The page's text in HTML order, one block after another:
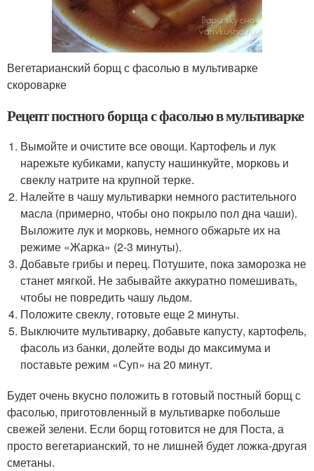
Вегетарианский борщ с фасолью в мультиварке
скороварке
Рецепт постного борща с фасолью в мультиварке
Вымойте и очистите все овощи. Картофель и лук
нарежьте кубиками, капусту нашинкуйте, морковь и
свеклу натрите на крупной терке.
Налейте в чашу мультиварки немного растительного
масла (примерно, чтобы оно покрыло пол дна чаши).
Выложите лук и морковь, немного обжарьте их на
режиме «Жарка» (2-3 минуты).
Добавьте грибы и перец. Потушите, пока заморозка не
станет мягкой. Не забывайте аккуратно помешивать,
чтобы не повредить чашу льдом.
Положите свеклу, готовьте еще 2 минуты.
Выключите мультиварку, добавьте капусту, картофель,
фасоль из банки, долейте воды до максимума и
поставьте режим «Суп» на 20 минут.
Будет очень вкусно положить в готовый постный борщ с
фасолью, приготовленный в мультиварке побольше
свежей зелени. Если борщ готовится не для Поста, а
просто вегетарианский, то не лишней будет ложка-другая
сметаны.